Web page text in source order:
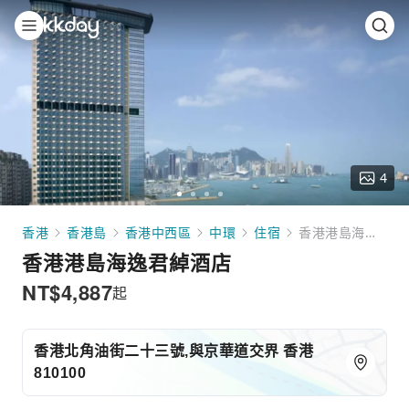
Go
to
1
Go
2
Go
to
3
Go
to
4
4
香港 香港島 香港中西區 中環 住宿 香港港島海逸君綽酒店
香港港島海逸君綽酒店
NT$4,887起
香港北角油街二十三號,與京華道交界 香港
810100